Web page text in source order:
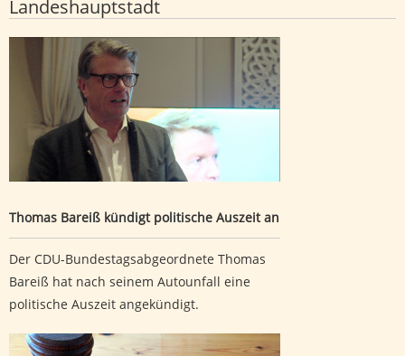
Landeshauptstadt
Thomas Bareiß kündigt politische Auszeit an
Thomas Bareiß kündigt politische Auszeit an
Der CDU-Bundestagsabgeordnete Thomas
Bareiß hat nach seinem Autounfall eine
politische Auszeit angekündigt.
Revision zu sechsfachem versuchtem Mord verworfen